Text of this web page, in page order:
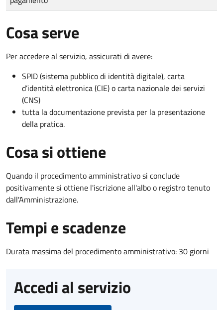
Cosa serve
Per accedere al servizio, assicurati di avere:
SPID (sistema pubblico di identità digitale), carta
d’identità elettronica (CIE) o carta nazionale dei servizi
(CNS)
tutta la documentazione prevista per la presentazione
della pratica.
Cosa si ottiene
Quando il procedimento amministrativo si conclude
positivamente si ottiene l'iscrizione all'albo o registro tenuto
dall'Amministrazione.
Tempi e scadenze
Durata massima del procedimento amministrativo: 30 giorni
Accedi al servizio